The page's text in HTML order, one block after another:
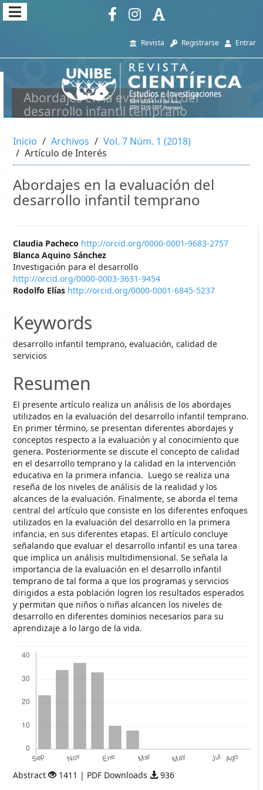
##plugins.themes.themeEleven.accessible_menu.sidebar##
Revista Registrarse Entrar
Abordajes en la evaluación del
desarrollo infantil temprano
Inicio Archivos
Vol. 7 Núm. 1 (2018)
Artículo de Interés
Abordajes en la evaluación del
desarrollo infantil temprano
Claudia Pacheco http://orcid.org/0000-0001-9683-2757
Blanca Aquino Sánchez
Investigación para el desarrollo
http://orcid.org/0000-0003-3631-9454
Rodolfo Elías http://orcid.org/0000-0001-6845-5237
Keywords
desarrollo infantil temprano, evaluación, calidad de
servicios
Resumen
El presente artículo realiza un análisis de los abordajes
utilizados en la evaluación del desarrollo infantil temprano.
En primer término, se presentan diferentes abordajes y
conceptos respecto a la evaluación y al conocimiento que
genera. Posteriormente se discute el concepto de calidad
en el desarrollo temprano y la calidad en la intervención
educativa en la primera infancia. Luego se realiza una
reseña de los niveles de análisis de la realidad y los
alcances de la evaluación. Finalmente, se aborda el tema
central del artículo que consiste en los diferentes enfoques
utilizados en la evaluación del desarrollo en la primera
infancia, en sus diferentes etapas. El artículo concluye
señalando que evaluar el desarrollo infantil es una tarea
que implica un análisis multidimensional. Se señala la
importancia de la evaluación en el desarrollo infantil
temprano de tal forma a que los programas y servicios
dirigidos a esta población logren los resultados esperados
y permitan que niños o niñas alcancen los niveles de
desarrollo en diferentes dominios necesarios para su
aprendizaje a lo largo de la vida.
Abstract 1411 | PDF Downloads 936